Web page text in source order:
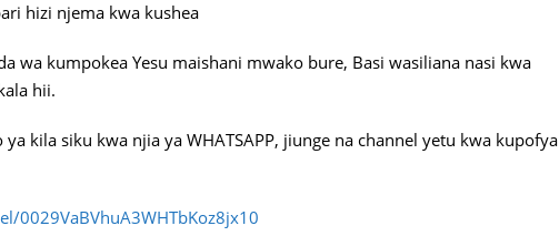
hizi njema kwa kushea
wa kumpokea Yesu maishani mwako bure, Basi wasiliana nasi kwa
hii.
kila siku kwa njia ya WHATSAPP, jiunge na channel yetu kwa kupofya
0029VaBVhuA3WHTbKoz8jx10